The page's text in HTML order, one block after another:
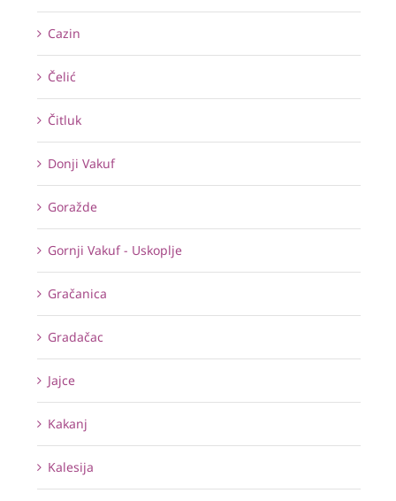
Cazin
Čelić
Čitluk
Donji Vakuf
Goražde
Gornji Vakuf - Uskoplje
Gračanica
Gradačac
Jajce
Kakanj
Kalesija